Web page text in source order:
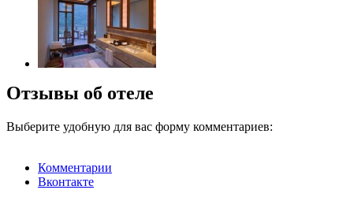
Отзывы об отеле
Выберите удобную для вас форму комментариев:
Комментарии
Вконтакте